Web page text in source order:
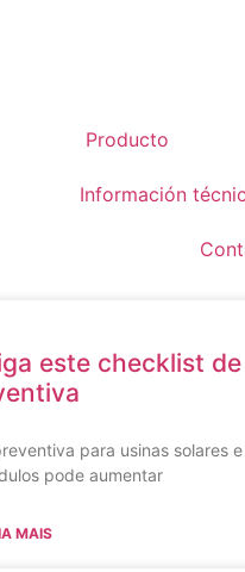
Producto
Información
este checklist
para usinas solares
pode aumentar
MAIS